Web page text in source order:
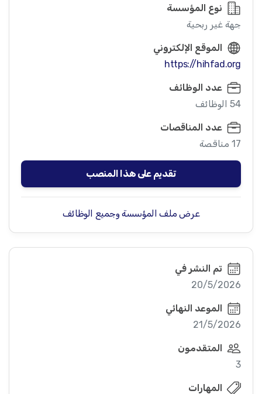
نوع المؤسسة
جهة غير ربحية
الموقع الإلكتروني
https://hihfad.org
عدد الوظائف
54 الوظائف
عدد المناقصات
17 مناقصة
تقديم على هذا المنصب
عرض ملف المؤسسة وجميع الوظائف
تم النشر في
20/5/2026
الموعد النهائي
21/5/2026
المتقدمون
3
المهارات